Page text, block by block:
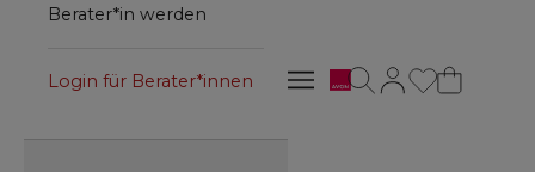
Avon
Navigationsmenü öffnen
Suche öffnen
Berater*in werden
Login für Berater*innen